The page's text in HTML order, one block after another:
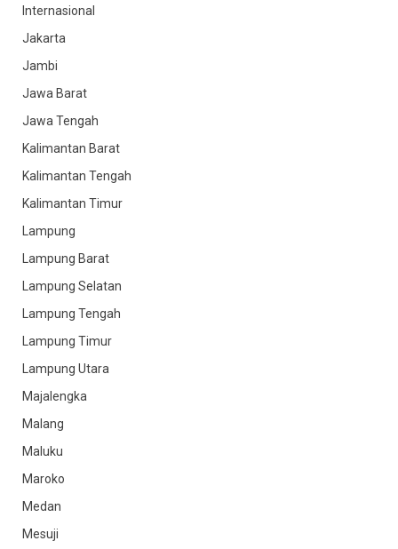
Internasional
Jakarta
Jambi
Jawa Barat
Jawa Tengah
Kalimantan Barat
Kalimantan Tengah
Kalimantan Timur
Lampung
Lampung Barat
Lampung Selatan
Lampung Tengah
Lampung Timur
Lampung Utara
Majalengka
Malang
Maluku
Maroko
Medan
Mesuji